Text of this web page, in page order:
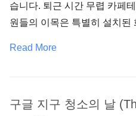
습니다. 퇴근 시간 무렵 카페
원들의 이목은 특별히 설치된
Read More
구글 지구 청소의 날